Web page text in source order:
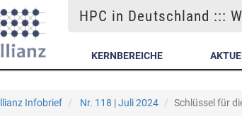
HPC in Deutschland :::
KERNBEREICHE
Infobrief Nr. 118 | Juli 2024 Schlüssel für